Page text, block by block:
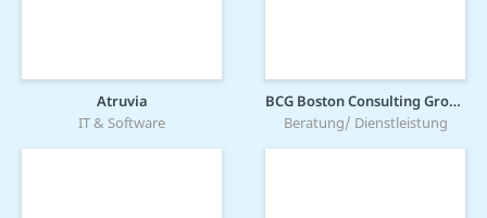
Atruvia
IT & Software
BCG Boston Consulting Group
Beratung/ Dienstleistung